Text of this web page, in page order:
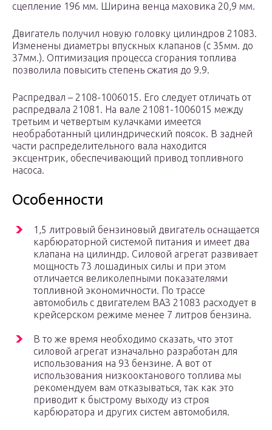
сцепление 196 мм. Ширина венца маховика 20,9 мм.
Двигатель получил новую головку цилиндров 21083.
Изменены диаметры впускных клапанов (с 35мм. до
37мм.). Оптимизация процесса сгорания топлива
позволила повысить степень сжатия до 9.9.
Распредвал – 2108-1006015. Его следует отличать от
распредвала 21081. На вале 21081-1006015 между
третьим и четвертым кулачками имеется
необработанный цилиндрический поясок. В задней
части распределительного вала находится
эксцентрик, обеспечивающий привод топливного
насоса.
Особенности
1,5 литровый бензиновый двигатель оснащается
карбюраторной системой питания и имеет два
клапана на цилиндр. Силовой агрегат развивает
мощность 73 лошадиных силы и при этом
отличается великолепными показателями
топливной экономичности. По трассе
автомобиль с двигателем ВАЗ 21083 расходует в
крейсерском режиме менее 7 литров бензина.
В то же время необходимо сказать, что этот
силовой агрегат изначально разработан для
использования на 93 бензине. А вот от
использования низкооктанового топлива мы
рекомендуем вам отказываться, так как это
приводит к быстрому выходу из строя
карбюратора и других систем автомобиля.